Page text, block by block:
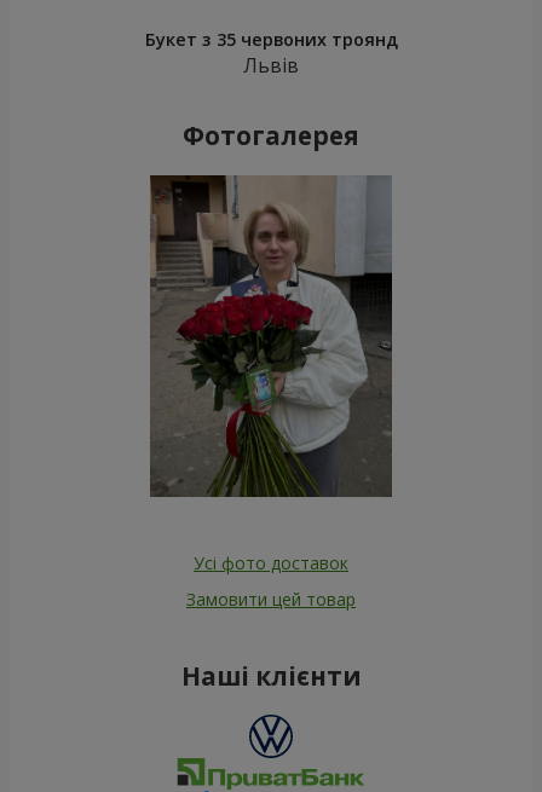
Букет з 35 червоних троянд
Львів
Фотогалерея
Усі фото доставок
Замовити цей товар
Наші клієнти